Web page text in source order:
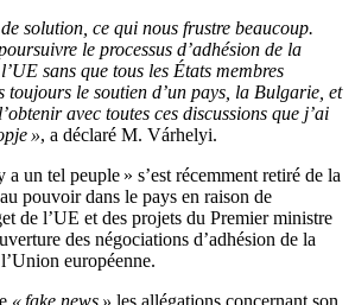
solution, ce qui nous frustre beaucoup.
le processus d’adhésion de la
sans que tous les États membres
toujours le soutien d’un pays, la Bulgarie, et
avec toutes ces discussions que j’ai
», a déclaré M. Várhelyi.
un tel peuple » s’est récemment retiré de la
pouvoir dans le pays en raison de
de l’UE et des projets du Premier ministre
des négociations d’adhésion de la
européenne.